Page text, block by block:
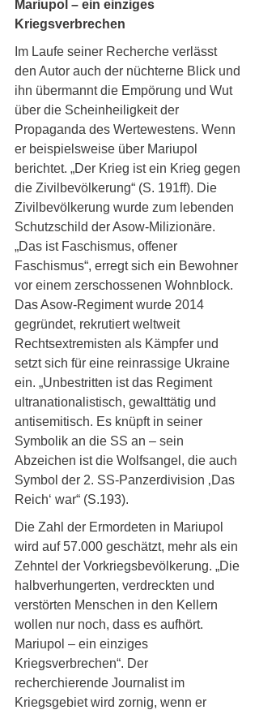
Mariupol – ein einziges
Kriegsverbrechen
Im Laufe seiner Recherche verlässt
den Autor auch der nüchterne Blick und
ihn übermannt die Empörung und Wut
über die Scheinheiligkeit der
Propaganda des Wertewestens. Wenn
er beispielsweise über Mariupol
berichtet. „Der Krieg ist ein Krieg gegen
die Zivilbevölkerung“ (S. 191ff). Die
Zivilbevölkerung wurde zum lebenden
Schutzschild der Asow-Milizionäre.
„Das ist Faschismus, offener
Faschismus“, erregt sich ein Bewohner
vor einem zerschossenen Wohnblock.
Das Asow-Regiment wurde 2014
gegründet, rekrutiert weltweit
Rechtsextremisten als Kämpfer und
setzt sich für eine reinrassige Ukraine
ein. „Unbestritten ist das Regiment
ultranationalistisch, gewalttätig und
antisemitisch. Es knüpft in seiner
Symbolik an die SS an – sein
Abzeichen ist die Wolfsangel, die auch
Symbol der 2. SS-Panzerdivision ‚Das
Reich‘ war“ (S.193).
Die Zahl der Ermordeten in Mariupol
wird auf 57.000 geschätzt, mehr als ein
Zehntel der Vorkriegsbevölkerung. „Die
halbverhungerten, verdreckten und
verstörten Menschen in den Kellern
wollen nur noch, dass es aufhört.
Mariupol – ein einziges
Kriegsverbrechen“. Der
recherchierende Journalist im
Kriegsgebiet wird zornig, wenn er